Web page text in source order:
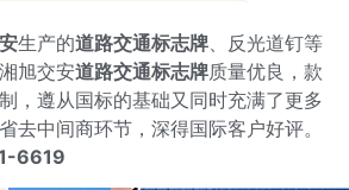
生产的道路交通标志牌 、反光道钉等
旭交安道路交通标志牌质量优良，款
，遵从国标的基础又同时充满了更多
去中间商环节，深得国际客户好评。
6619